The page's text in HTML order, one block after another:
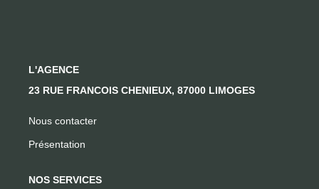
L'AGENCE
23 RUE FRANCOIS CHENIEUX, 87000 LIMOGES
Nous contacter
Présentation
NOS SERVICES